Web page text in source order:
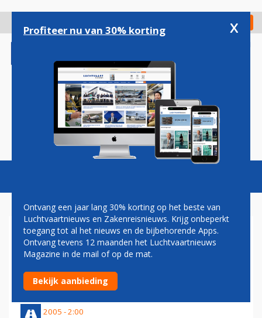
gaan
Check in
Magazine Podcasts Vacatures
COCA&#239NEKOERIERS OP
SCHIPHOL STRENGER
GESTRAFT
13 juli 2005 - 2:00
Profiteer nu van 30% korting x
Ontvang een jaar lang 30% korting op het beste van
Luchtvaartnieuws en Zakenreisnieuws. Krijg onbeperkt
toegang tot al het nieuws en de bijbehorende Apps.
Ontvang tevens 12 maanden het Luchtvaartnieuws
Magazine in de mail of op de mat.
Bekijk aanbieding